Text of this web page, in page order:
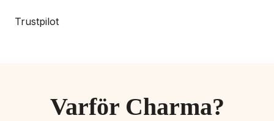
Trustpilot
Varför Charma?